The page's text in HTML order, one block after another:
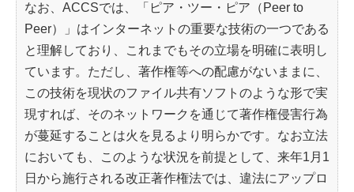
なお、ACCSでは、「ピア・ツー・ピア（Peer to
Peer）」はインターネットの重要な技術の一つである
と理解しており、これまでもその立場を明確に表明し
ています。ただし、著作権等への配慮がないままに、
この技術を現状のファイル共有ソフトのような形で実
現すれば、そのネットワークを通じて著作権侵害行為
が蔓延することは火を見るより明らかです。なお立法
においても、このような状況を前提として、来年1月1
日から施行される改正著作権法では、違法にアップロ